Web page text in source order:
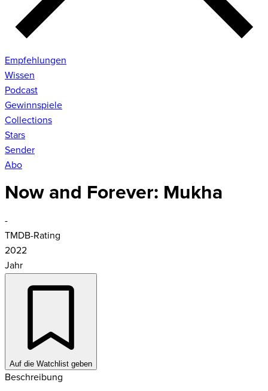
Empfehlungen
Wissen
Podcast
Gewinnspiele
Collections
Stars
Sender
Abo
Now and Forever: Mukha
-
TMDB-Rating
2022
Jahr
Auf die Watchlist geben
Beschreibung